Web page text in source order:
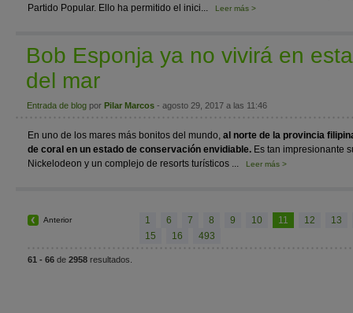
Partido Popular. Ello ha permitido el inici...
Leer más >
Bob Esponja ya no vivirá en
del mar
Entrada de blog por Pilar Marcos - agosto 29, 2017 a las 11:46
En uno de los mares más bonitos del mundo, al norte de la provincia
de coral en un estado de conservación envidiable. Es tan impresionante
Nickelodeon y un complejo de resorts turísticos ...
Leer más >
Anterior 1 6 7 8 9 10 11 12
13
15
16 493
61 - 66 de 2958 resultados.